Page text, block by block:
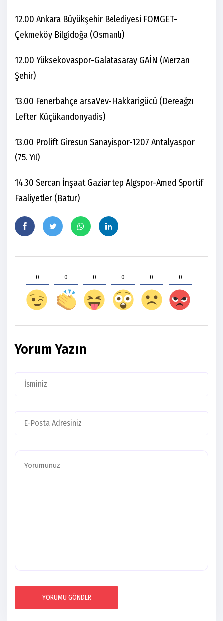
12.00 Ankara Büyükşehir Belediyesi FOMGET-
Çekmeköy Bilgidoğa (Osmanlı)
12.00 Yüksekovaspor-Galatasaray GAİN (Merzan
Şehir)
13.00 Fenerbahçe arsaVev-Hakkarigücü (Dereağzı
Lefter Küçükandonyadis)
13.00 Prolift Giresun Sanayispor-1207 Antalyaspor
(75. Yıl)
14.30 Sercan İnşaat Gaziantep Algspor-Amed Sportif
Faaliyetler (Batur)
0 0 0 0 0 0
Yorum Yazın
YORUMU GÖNDER